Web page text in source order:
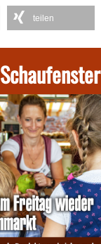
teilen
Schaufenster